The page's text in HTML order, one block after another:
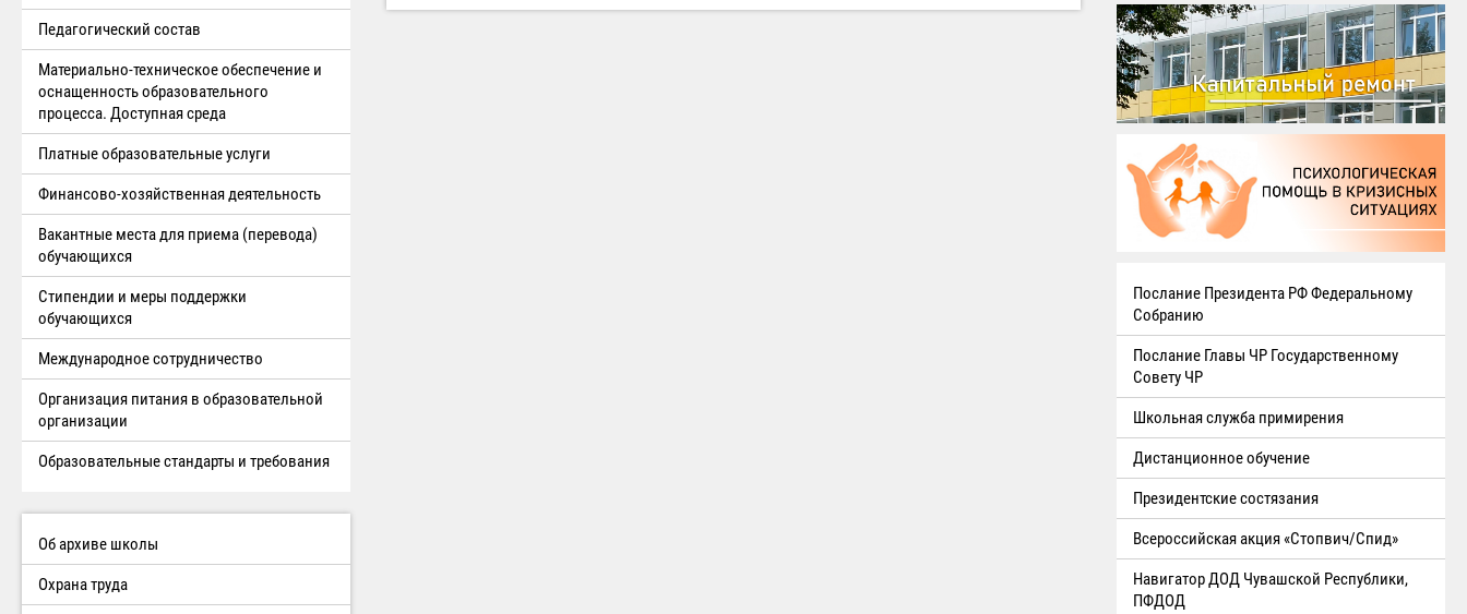
Педагогический состав
Материально-техническое обеспечение и
оснащенность образовательного
процесса. Доступная среда
Платные образовательные услуги
Финансово-хозяйственная деятельность
Вакантные места для приема (перевода)
обучающихся
Стипендии и меры поддержки
обучающихся
Международное сотрудничество
Организация питания в образовательной
организации
Образовательные стандарты и требования
Об архиве школы
Охрана труда
Послание Президента РФ Федеральному
Собранию
Послание Главы ЧР Государственному
Совету ЧР
Школьная служба примирения
Дистанционное обучение
Президентские состязания
Всероссийская акция «Стопвич/Спид»
Навигатор ДОД Чувашской Республики,
ПФДОД